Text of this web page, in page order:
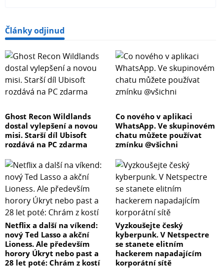
Články odjinud
Ghost Recon Wildlands
dostal vylepšení a novou
misi. Starší díl Ubisoft
rozdává na PC zdarma
Co nového v aplikaci
WhatsApp. Ve skupinovém
chatu můžete používat
zmínku @všichni
Netflix a další na víkend:
nový Ted Lasso a akční
Lioness. Ale především
horory Úkryt nebo past a
28 let poté: Chrám z kostí
Vyzkoušejte český
kyberpunk. V Netspectre
se stanete elitním
hackerem napadajícím
korporátní sítě